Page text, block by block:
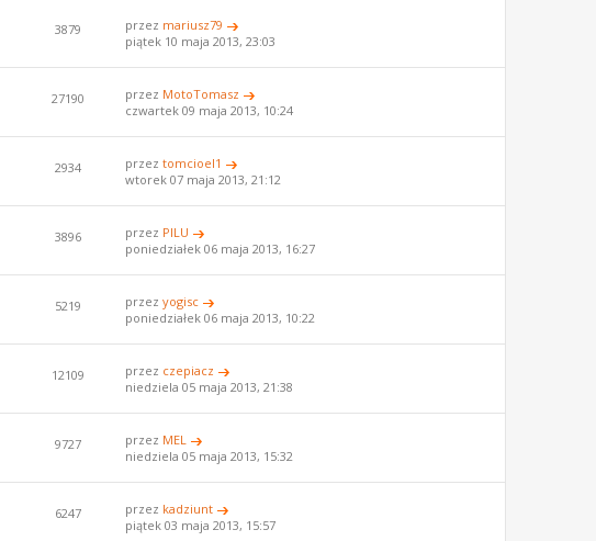
3879 przez mariusz79
piątek 10 maja 2013, 23:03
27190 przez MotoTomasz
czwartek 09 maja 2013, 10:24
2934 przeztomcioel1
wtorek 07 maja 2013, 21:12
3896 przez PILU
poniedziałek 06 maja 2013, 16:27
5219 przezyogisc
poniedziałek 06 maja 2013, 10:22
12109 przez czepiacz
niedziela 05 maja 2013, 21:38
9727 przez MEL
niedziela 05 maja 2013, 15:32
6247 przez kadziunt
piątek 03 maja 2013, 15:57